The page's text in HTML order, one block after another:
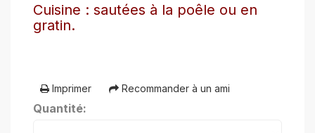
Cuisine : sautées à la poêle ou en
gratin.
Imprimer Recommander à un ami
Quantité: